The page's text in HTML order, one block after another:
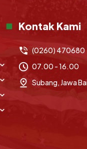
Kontak Kami
(0260) 470680
07.00 - 16.00
Subang, Jawa